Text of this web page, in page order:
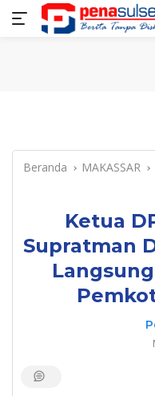
Langsung
Home Nasional
Beranda MAKASSAR
Ketua
Supratman